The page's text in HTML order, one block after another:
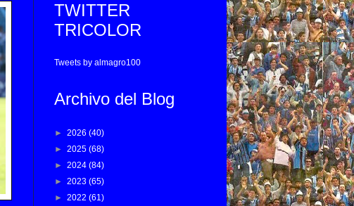
TWITTER
TRICOLOR
Tweets by almagro100
Archivo del Blog
► 2026 (40)
► 2025 (68)
► 2024 (84)
► 2023 (65)
► 2022 (61)